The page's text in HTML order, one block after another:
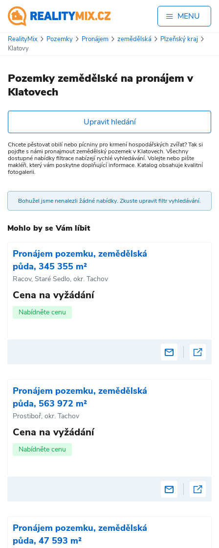
MENU
RealityMix Pozemky Pronájem zemědělská
Plzeňský kraj
Klatovy
Pozemky zemědělské na pronájem v
Klatovech
Upravit hledání
Chcete pěstovat obilí nebo pícniny pro krmení hospodářských zvířat? Tak si
pojďte s námi pronajmout zemědělský pozemek v Klatovech. Všechny
dostupné nabídky filtrace nabízejí rychlé vyhledávání. Volejte nebo pište
makléři, který vám poskytne doplňující informace. Katalog obsahuje kvalitní
fotogalerii.
Bohužel jsme nenalezli žádné nabídky. Zkuste upravit filtr vyhledávání.
Mohlo by se Vám líbit
Pronájem pozemku, zemědělská
půda, 345 355 m²
Racov, Staré Sedlo, okr. Tachov
Cena na vyžádání
Nabídněte cenu
Pronájem pozemku, zemědělská
půda, 563 972 m²
Prostiboř, okr. Tachov
Cena na vyžádání
Nabídněte cenu
Pronájem pozemku, zemědělská
půda, 47 593 m²